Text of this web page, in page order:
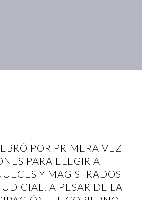
POR PRIMERA VEZ
PARA ELEGIR A
Y MAGISTRADOS
A PESAR DE LA